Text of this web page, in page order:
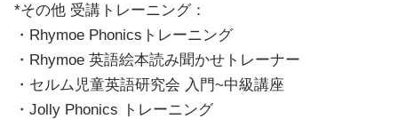
*その他 受講トレーニング：
・Rhymoe Phonicsトレーニング
・Rhymoe 英語絵本読み聞かせトレーナー
・セルム児童英語研究会 入門~中級講座
・Jolly Phonics トレーニング